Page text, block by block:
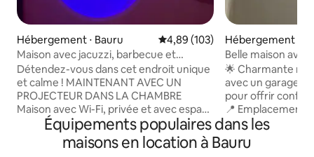
Hébergement ⋅ Bauru Évaluation moyenne sur la
4,89 (103)
Maison avec jacuzzi, barbecue et
projecteur
Détendez-vous dans cet endroit unique
et calme ! MAINTENANT AVEC UN
PROJECTEUR DANS LA CHAMBRE
Maison avec Wi-Fi, privée et avec espace
de loisirs 😎 Jacuzzi chauffé et barbecue
= Vous devez les nettoyer avant
utilisation, car il s'agit d'un espace
Hébergement ⋅
Belle maison
Panorama, près
🌟 Charmante
avec un garage,
pour offrir
📍 Emplacement
Jardim
formidable, à
Praça da Paz, de
Équipements populaires dans les
maisons en location à Bauru